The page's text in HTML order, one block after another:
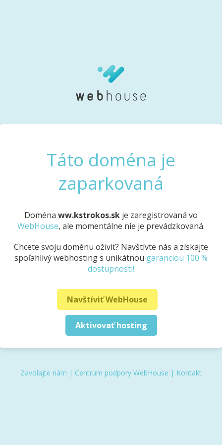
Táto doména je
zaparkovaná
Doména ww.kstrokos.sk je zaregistrovaná vo
WebHouse, ale momentálne nie je prevádzkovaná.
Chcete svoju doménu oživiť? Navštívte nás a získajte
spoľahlivý webhosting s unikátnou garanciou 100 %
dostupnosti!
Navštíviť WebHouse
Aktivovať hosting
Zavolajte nám | Centrum podpory WebHouse | Kontakt